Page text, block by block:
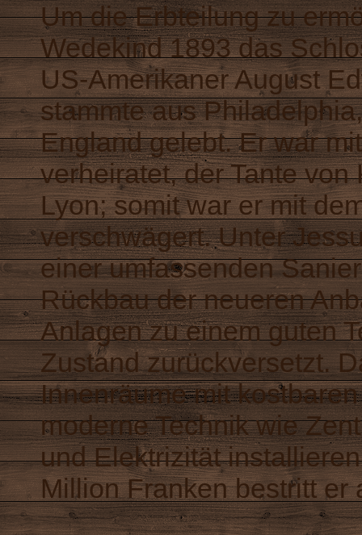
Um die Erbteilung zu
Wedekind 1893 das
US-Amerikaner August
stammte aus
England gelebt. Er war
verheiratet, der Tante
Lyon; somit war er mit
verschwägert. Unter
einer umfassenden
Rückbau der neueren
Anlagen zu einem guten
Zustand zurückversetzt.
Innenräume mit
moderne Technik wie
und Elektrizität
Million Franken bestritt er